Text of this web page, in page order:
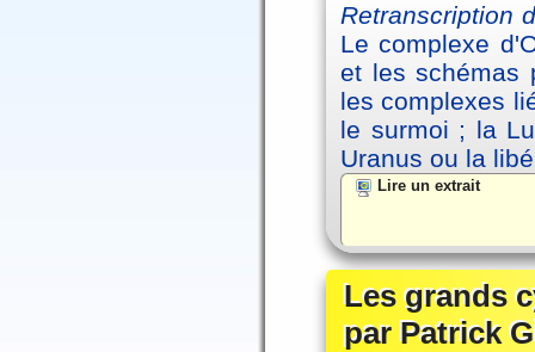
Retranscription
Le complexe
et les schémas
les complexes
le surmoi ; la
Uranus ou la
Lire un extrait
Les grands
par Patrick